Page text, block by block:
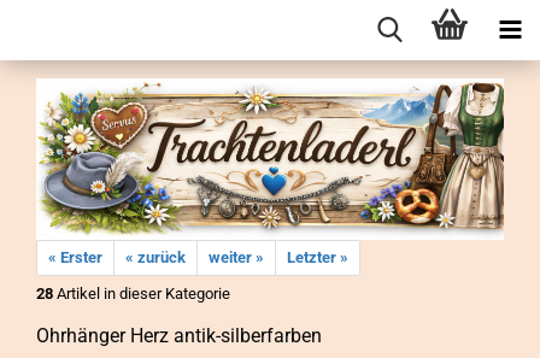
« Erster « zurück weiter »
Letzter »
28 Artikel in dieser Kategorie
Ohr­hän­ger Herz antik-​silberfarben